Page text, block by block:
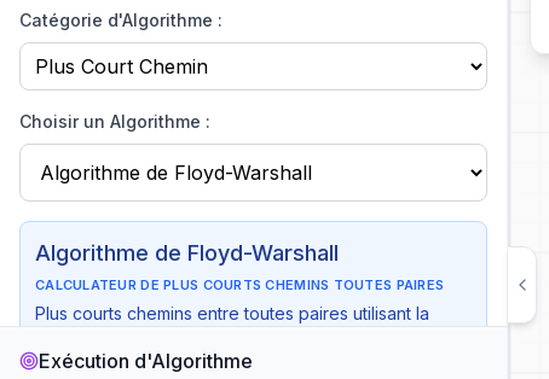
Catégorie d'Algorithme :
Choisir un Algorithme :
Algorithme de Floyd-Warshall
CALCULATEUR DE PLUS COURTS CHEMINS TOUTES PAIRES
Plus courts chemins entre toutes paires utilisant la
Temps:O(V³)
Exécution d'Algorithme